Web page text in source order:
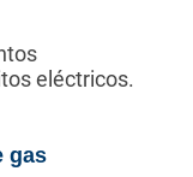
eléctricos.
gas